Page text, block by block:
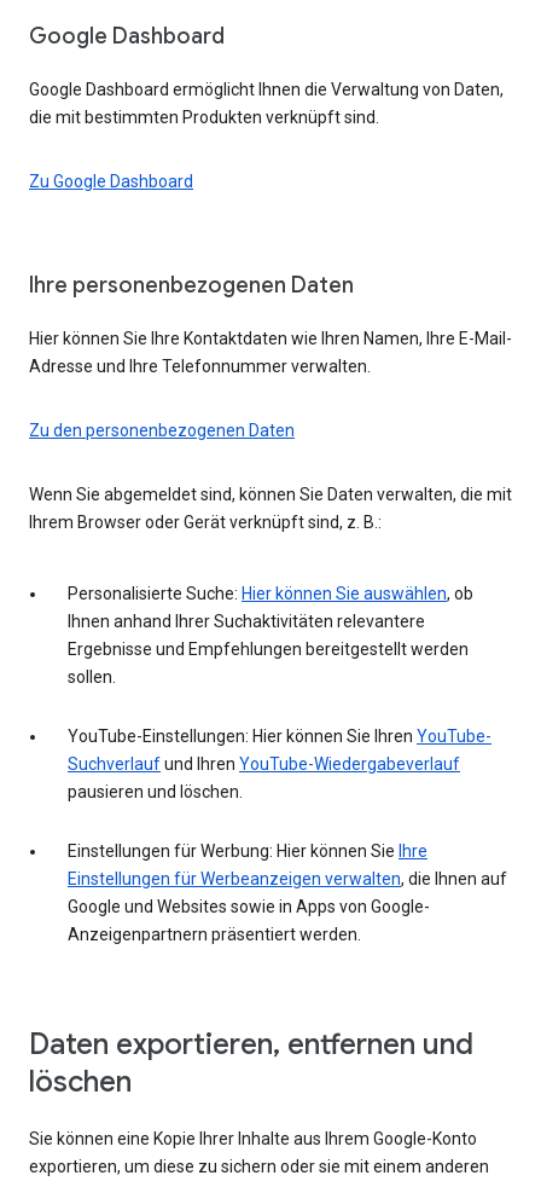
Google Dashboard
Google Dashboard ermöglicht Ihnen die Verwaltung von Daten,
die mit bestimmten Produkten verknüpft sind.
Zu Google Dashboard
Ihre personenbezogenen Daten
Hier können Sie Ihre Kontaktdaten wie Ihren Namen, Ihre E-Mail-
Adresse und Ihre Telefonnummer verwalten.
Zu den personenbezogenen Daten
Wenn Sie abgemeldet sind, können Sie Daten verwalten, die mit
Ihrem Browser oder Gerät verknüpft sind, z. B.:
Personalisierte Suche: Hier können Sie auswählen, ob
Ihnen anhand Ihrer Suchaktivitäten relevantere
Ergebnisse und Empfehlungen bereitgestellt werden
sollen.
YouTube-Einstellungen: Hier können Sie Ihren YouTube-
Suchverlaufund Ihren YouTube-Wiedergabeverlauf
pausieren und löschen.
Einstellungen für Werbung: Hier können Sie Ihre
Einstellungen für Werbeanzeigen verwalten, die Ihnen auf
Google und Websites sowie in Apps von Google-
Anzeigenpartnern präsentiert werden.
Daten exportieren, entfernen und
löschen
Sie können eine Kopie Ihrer Inhalte aus Ihrem Google-Konto
exportieren, um diese zu sichern oder sie mit einem anderen